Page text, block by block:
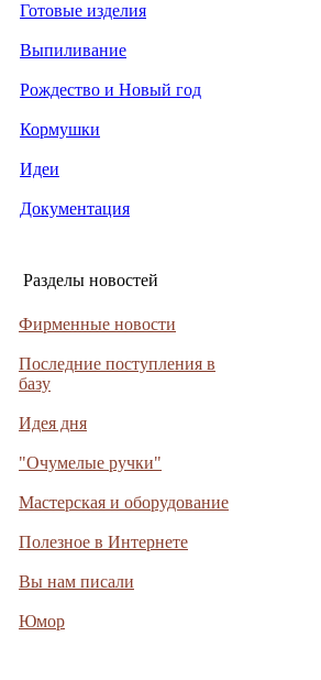
Готовые изделия
Выпиливание
Рождество и Новый год
Кормушки
Идеи
Документация
Разделы новостей
Фирменные новости
Последние поступления в
базу
Идея дня
"Очумелые ручки"
Мастерская и оборудование
Полезное в Интернете
Вы нам писали
Юмор